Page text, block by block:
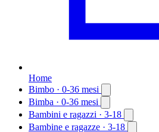
Home
Bimbo · 0-36 mesi
Bimba · 0-36 mesi
Bambini e ragazzi · 3-18
Bambine e ragazze · 3-18